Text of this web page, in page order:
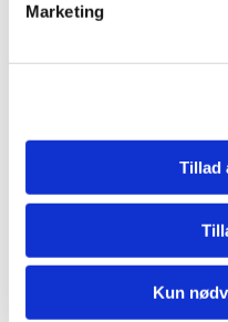
Marketing
Tillad
Kun